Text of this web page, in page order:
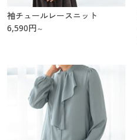
袖チュールレースニット
6,590円～